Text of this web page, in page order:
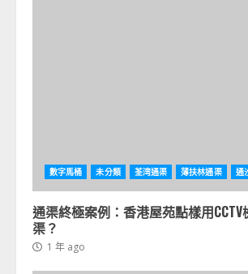
數字馬桶 未分類 荃湾通渠 薄扶林通渠 通
通渠終極案例：香港屋苑點樣用
渠？
1 年 ago